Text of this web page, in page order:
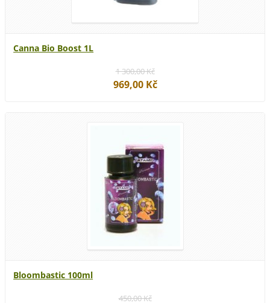
Canna Bio Boost 1L
1 300,00 Kč
969,00 Kč
Bloombastic 100ml
450,00 Kč